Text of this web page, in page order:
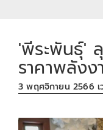
'พีระพันธุ์'
ราคาพลัง
3 พฤศจิกายน 2566 เ